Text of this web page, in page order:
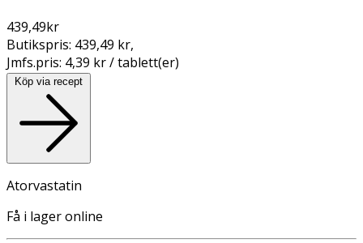
439,49kr
Butikspris: 439,49 kr,
Jmfs.pris: 4,39 kr / tablett(er)
Köp via recept
Atorvastatin
Få i lager online